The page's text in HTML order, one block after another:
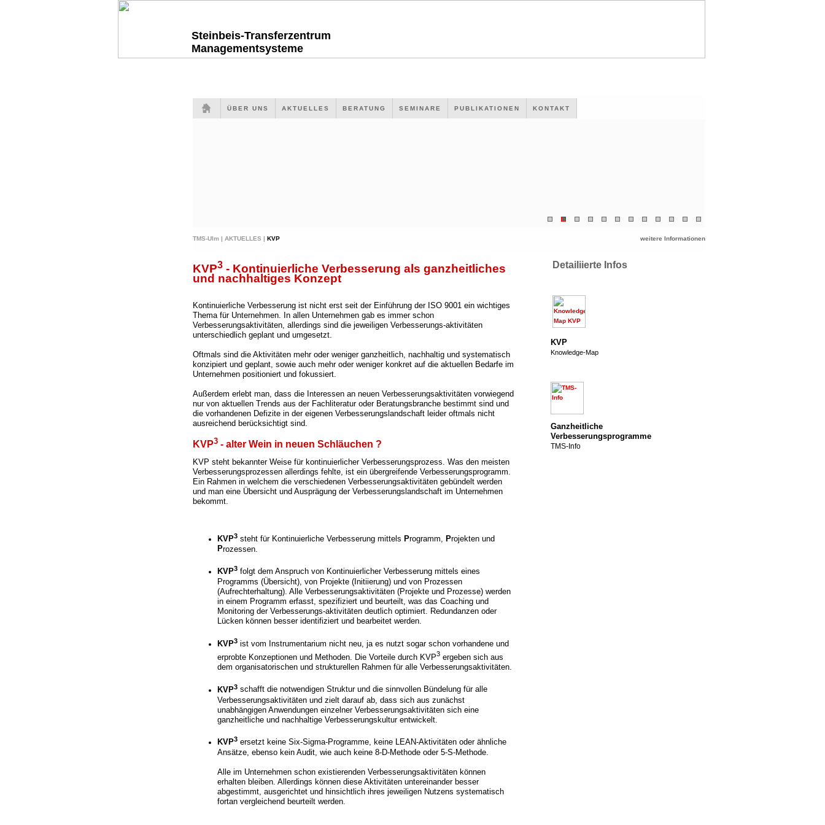
Steinbeis-Transferzentrum
Managementsysteme
ÜBER UNS AKTUELLES BERATUNG SEMINARE PUBLIKATIONEN KONTAKT
TMS-Ulm | AKTUELLES | KVP weitere Informationen
KVP3 - Kontinuierliche Verbesserung als ganzheitliches
und nachhaltiges Konzept
Kontinuierliche Verbesserung ist nicht erst seit der Einführung der ISO 9001 ein wichtiges
Thema für Unternehmen. In allen Unternehmen gab es immer schon
Verbesserungsaktivitäten, allerdings sind die jeweiligen Verbesserungs-aktivitäten
unterschiedlich geplant und umgesetzt.
Oftmals sind die Aktivitäten mehr oder weniger ganzheitlich, nachhaltig und systematisch
konzipiert und geplant, sowie auch mehr oder weniger konkret auf die aktuellen Bedarfe im
Unternehmen positioniert und fokussiert.
Außerdem erlebt man, dass die Interessen an neuen Verbesserungsaktivitäten vorwiegend
nur von aktuellen Trends aus der Fachliteratur oder Beratungsbranche bestimmt sind und
die vorhandenen Defizite in der eigenen Verbesserungslandschaft leider oftmals nicht
ausreichend berücksichtigt sind.
KVP3 - alter Wein in neuen Schläuchen ?
KVP steht bekannter Weise für kontinuierlicher Verbesserungsprozess. Was den meisten
Verbesserungsprozessen allerdings fehlte, ist ein übergreifende Verbesserungsprogramm.
Ein Rahmen in welchem die verschiedenen Verbesserungsaktivitäten gebündelt werden
und man eine Übersicht und Ausprägung der Verbesserungslandschaft im Unternehmen
bekommt.
KVP3 steht für Kontinuierliche Verbesserung mittels Programm, Projekten und
Prozessen.
KVP3 folgt dem Anspruch von Kontinuierlicher Verbesserung mittels eines
Programms (Übersicht), von Projekte (Initiierung) und von Prozessen
(Aufrechterhaltung). Alle Verbesserungsaktivitäten (Projekte und Prozesse) werden
in einem Programm erfasst, spezifiziert und beurteilt, was das Coaching und
Monitoring der Verbesserungs-aktivitäten deutlich optimiert. Redundanzen oder
Lücken können besser identifiziert und bearbeitet werden.
KVP3 ist vom Instrumentarium nicht neu, ja es nutzt sogar schon vorhandene und
erprobte Konzeptionen und Methoden. Die Vorteile durch KVP3 ergeben sich aus
dem organisatorischen und strukturellen Rahmen für alle Verbesserungsaktivitäten.
KVP3 schafft die notwendigen Struktur und die sinnvollen Bündelung für alle
Verbesserungsaktivitäten und zielt darauf ab, dass sich aus zunächst
unabhängigen Anwendungen einzelner Verbesserungsaktivitäten sich eine
ganzheitliche und nachhaltige Verbesserungskultur entwickelt.
KVP3 ersetzt keine Six-Sigma-Programme, keine LEAN-Aktivitäten oder ähnliche
Ansätze, ebenso kein Audit, wie auch keine 8-D-Methode oder 5-S-Methode.
Alle im Unternehmen schon existierenden Verbesserungsaktivitäten können
erhalten bleiben. Allerdings können diese Aktivitäten untereinander besser
abgestimmt, ausgerichtet und hinsichtlich ihres jeweiligen Nutzens systematisch
fortan vergleichend beurteilt werden.
Detailiierte Infos
KVP
Knowledge-Map
Ganzheitliche
Verbesserungsprogramme
TMS-Info